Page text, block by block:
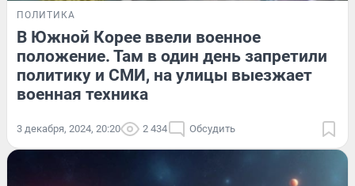
ПОЛИТИКА
В Южной Корее ввели военное
положение. Там в один день запретили
политику и СМИ, на улицы выезжает
военная техника
3 декабря, 2024, 20:20 2 434 Обсудить